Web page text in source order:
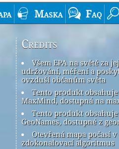
Maska Faq
Credits
Všem EPA na světě za
udržování, měření a
ovzduší občanům světa
Tento produkt
MaxMind, dostupná na
Tento produkt
GeoNames, dostupné z
Otevřená mapa počasí
zdokonalovací algoritmus